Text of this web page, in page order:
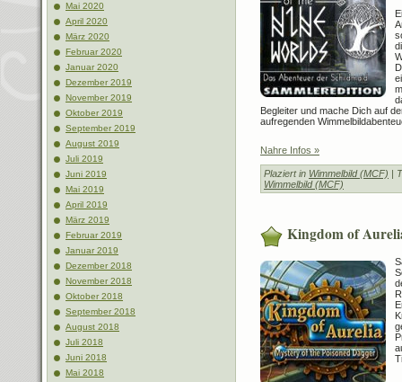
Mai 2020
April 2020
März 2020
Februar 2020
Januar 2020
Dezember 2019
November 2019
Oktober 2019
September 2019
August 2019
Juli 2019
Juni 2019
Mai 2019
April 2019
März 2019
Februar 2019
Januar 2019
Dezember 2018
November 2018
Oktober 2018
September 2018
August 2018
Juli 2018
Juni 2018
Mai 2018
Begleiter und mache Dich auf
aufregenden
Nahre Infos »
Plaziert in Wimmelbild (MCF) |
Wimmelbild (MCF)
Kingdom of